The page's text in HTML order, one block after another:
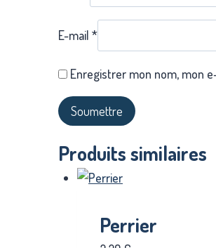
E-mail *
Enregistrer mon nom, mon
Produits similaires
Perrier